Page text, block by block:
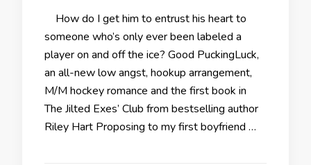
How do I get him to entrust his heart to
someone who’s only ever been labeled a
player on and off the ice? Good PuckingLuck,
an all-new low angst, hookup arrangement,
M/M hockey romance and the first book in
The Jilted Exes’ Club from bestselling author
Riley Hart Proposing to my first boyfriend …